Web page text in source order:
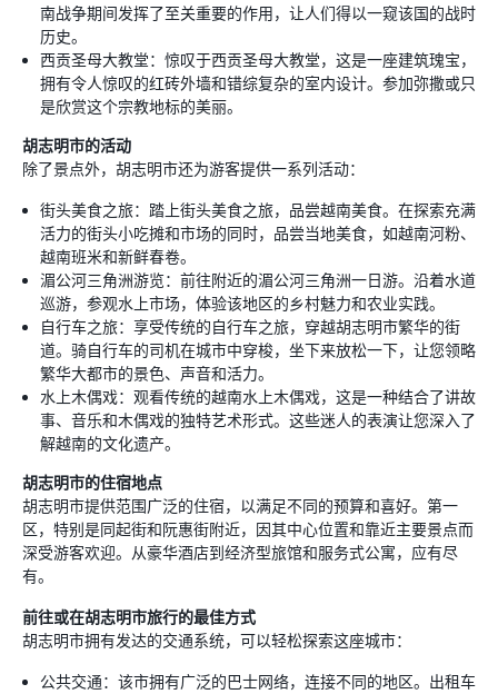
南战争期间发挥了至关重要的作用，让人们得以一窥该国的战时
历史。
西贡圣母大教堂：惊叹于西贡圣母大教堂，这是一座建筑瑰宝，
拥有令人惊叹的红砖外墙和错综复杂的室内设计。参加弥撒或只
是欣赏这个宗教地标的美丽。
胡志明市的活动
除了景点外，胡志明市还为游客提供一系列活动：
街头美食之旅：踏上街头美食之旅，品尝越南美食。在探索充满
活力的街头小吃摊和市场的同时，品尝当地美食，如越南河粉、
越南班米和新鲜春卷。
湄公河三角洲游览：前往附近的湄公河三角洲一日游。沿着水道
巡游，参观水上市场，体验该地区的乡村魅力和农业实践。
自行车之旅：享受传统的自行车之旅，穿越胡志明市繁华的街
道。骑自行车的司机在城市中穿梭，坐下来放松一下，让您领略
繁华大都市的景色、声音和活力。
水上木偶戏：观看传统的越南水上木偶戏，这是一种结合了讲故
事、音乐和木偶戏的独特艺术形式。这些迷人的表演让您深入了
解越南的文化遗产。
胡志明市的住宿地点
胡志明市提供范围广泛的住宿，以满足不同的预算和喜好。第一
区，特别是同起街和阮惠街附近，因其中心位置和靠近主要景点而
深受游客欢迎。从豪华酒店到经济型旅馆和服务式公寓，应有尽
有。
前往或在胡志明市旅行的最佳方式
胡志明市拥有发达的交通系统，可以轻松探索这座城市：
公共交通：该市拥有广泛的巴士网络，连接不同的地区。出租车